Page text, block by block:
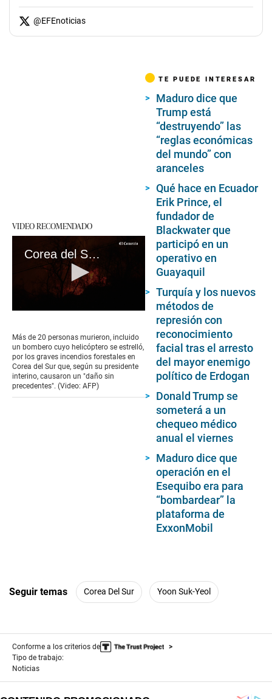
@EFEnoticias
VIDEO RECOMENDADO
Corea del Sur: más de una veintena de muertos por graves incendios forestales
of
1
minute,
45
seconds
Más de 20 personas murieron, incluido
un bombero cuyo helicóptero se estrelló,
por los graves incendios forestales en
Corea del Sur que, según su presidente
interino, causaron un "daño sin
precedentes". (Video: AFP)
TE PUEDE INTERESAR
Maduro dice que
Trump está
“destruyendo” las
“reglas económicas
del mundo” con
aranceles
Qué hace en Ecuador
Erik Prince, el
fundador de
Blackwater que
participó en un
operativo en
Guayaquil
Turquía y los nuevos
métodos de
represión con
reconocimiento
facial tras el arresto
del mayor enemigo
político de Erdogan
Donald Trump se
someterá a un
chequeo médico
anual el viernes
Maduro dice que
operación en el
Esequibo era para
“bombardear” la
plataforma de
ExxonMobil
Seguir temas Corea Del Sur Yoon Suk-Yeol
Conforme a los criterios de
Tipo de trabajo:
Noticias